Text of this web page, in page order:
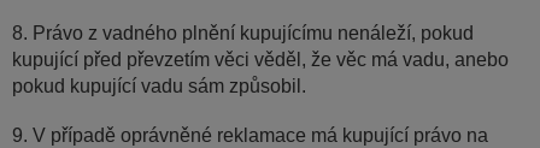
8. Právo z vadného plnění kupujícímu nenáleží, pokud
kupující před převzetím věci věděl, že věc má vadu, anebo
pokud kupující vadu sám způsobil.
9. V případě oprávněné reklamace má kupující právo na